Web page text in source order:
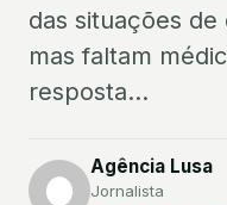
das situações
mas faltam
resposta...
Agência Lusa
Jornalista